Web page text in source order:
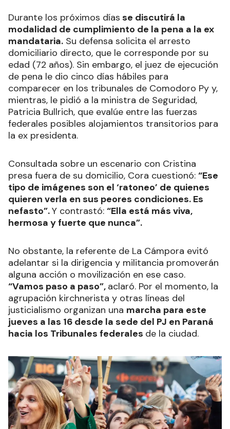
Durante los próximos días se discutirá la
modalidad de cumplimiento de la pena a la ex
mandataria. Su defensa solicita el arresto
domiciliario directo, que le corresponde por su
edad (72 años). Sin embargo, el juez de ejecución
de pena le dio cinco días hábiles para
comparecer en los tribunales de Comodoro Py y,
mientras, le pidió a la ministra de Seguridad,
Patricia Bullrich, que evalúe entre las fuerzas
federales posibles alojamientos transitorios para
la ex presidenta.
Consultada sobre un escenario con Cristina
presa fuera de su domicilio, Cora cuestionó: “Ese
tipo de imágenes son el ‘ratoneo’ de quienes
quieren verla en sus peores condiciones. Es
nefasto”.Y contrastó: “Ella está más viva,
hermosa y fuerte que nunca”.
No obstante, la referente de La Cámpora evitó
adelantar si la dirigencia y militancia promoverán
alguna acción o movilización en ese caso.
“Vamos paso a paso”, aclaró. Por el momento, la
agrupación kirchnerista y otras líneas del
justicialismo organizan una marcha para este
jueves a las 16 desde la sede del PJ en Paraná
hacia los Tribunales federales de la ciudad.